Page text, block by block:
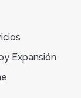
Expansión